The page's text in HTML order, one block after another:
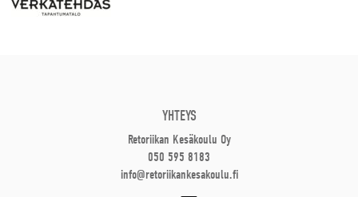
YHTEYS
Retoriikan Kesäkoulu Oy
050 595 8183
info@retoriikankesakoulu.fi